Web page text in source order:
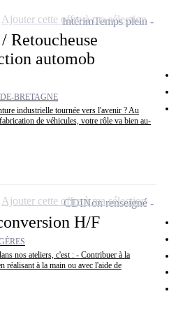
Retoucheuse
automob
BRETAGNE
industrielle tournée vers l'avenir ? Au
de véhicules, votre rôle va bien au-
IntérimTemps plein
Ajouter cette offre à ma sélection
H/F
nos ateliers, c'est : - Contribuer à la
réalisant à la main ou avec l'aide de
CDINon renseigné
Ajouter cette offre à ma sélection